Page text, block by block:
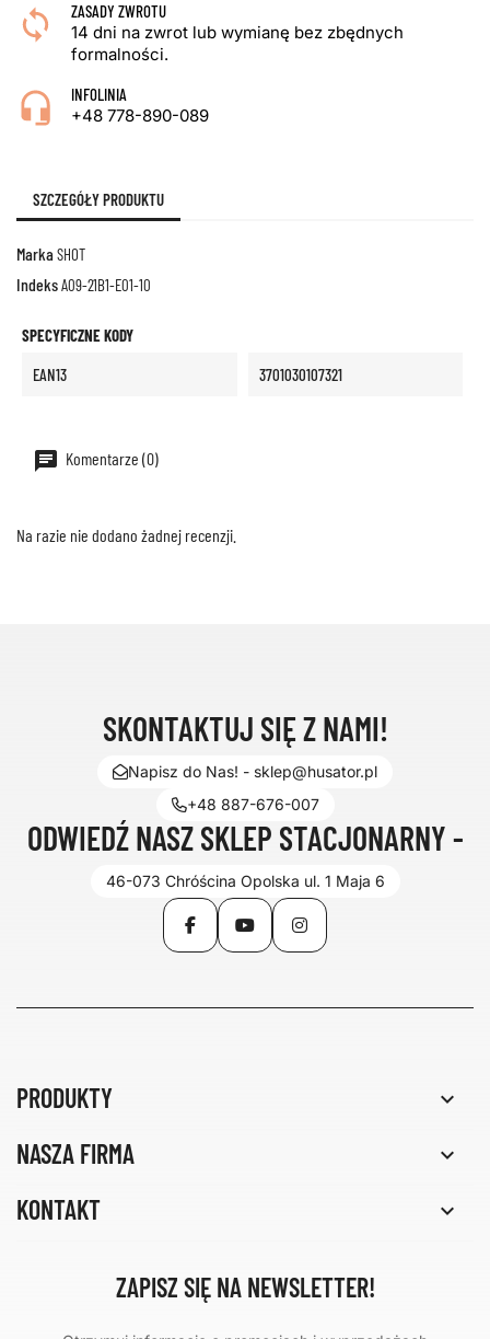
ZASADY ZWROTU
14 dni na zwrot lub wymianę bez zbędnych
formalności.
INFOLINIA
+48 778-890-089
SZCZEGÓŁY PRODUKTU
MarkaSHOT
IndeksA09-21B1-E01-10
SPECYFICZNE KODY
EAN13
3701030107321
Komentarze (0)
Na razie nie dodano żadnej recenzji.
SKONTAKTUJ SIĘ Z NAMI!
Napisz do Nas! - sklep@husator.pl
+48 887-676-007
ODWIEDŹ NASZ SKLEP STACJONARNY -
46-073 Chróścina Opolska ul. 1 Maja 6
FacebookYouTubeInstagram
PRODUKTY 
NASZA FIRMA 
KONTAKT 
ZAPISZ SIĘ NA NEWSLETTER!